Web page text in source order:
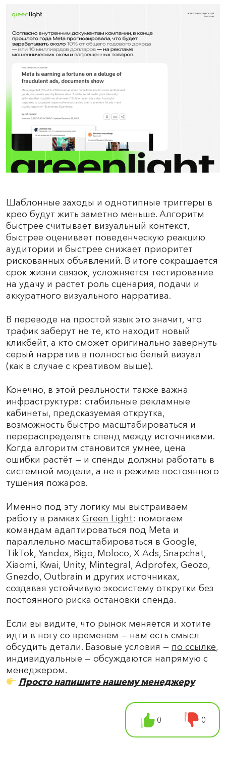
Шаблонные заходы и однотипные триггеры в
крео будут жить заметно меньше. Алгоритм
быстрее считывает визуальный контекст,
быстрее оценивает поведенческую реакцию
аудитории и быстрее снижает приоритет
рискованных объявлений. В итоге сокращается
срок жизни связок, усложняется тестирование
на удачу и растет роль сценария, подачи и
аккуратного визуального нарратива.
В переводе на простой язык это значит, что
трафик заберут не те, кто находит новый
кликбейт, а кто сможет оригинально завернуть
серый нарратив в полностью белый визуал
(как в случае с креативом выше).
Конечно, в этой реальности также важна
инфраструктура: стабильные рекламные
кабинеты, предсказуемая открутка,
возможность быстро масштабироваться и
перераспределять спенд между источниками.
Когда алгоритм становится умнее, цена
ошибки растёт — и спенды должны работать в
системной модели, а не в режиме постоянного
тушения пожаров.
Именно под эту логику мы выстраиваем
работу в рамках Green Light: помогаем
командам адаптироваться под Meta и
параллельно масштабироваться в Google,
TikTok, Yandex, Bigo, Moloco, X Ads, Snapchat,
Xiaomi, Kwai, Unity, Mintegral, Adprofex, Geozo,
Gnezdo, Outbrain и других источниках,
создавая устойчивую экосистему открутки без
постоянного риска остановки спенда.
Если вы видите, что рынок меняется и хотите
идти в ногу со временем — нам есть смысл
обсудить детали. Базовые условия — по ссылке,
индивидуальные — обсуждаются напрямую с
менеджером.
Просто напишите нашему менеджеру
0 0